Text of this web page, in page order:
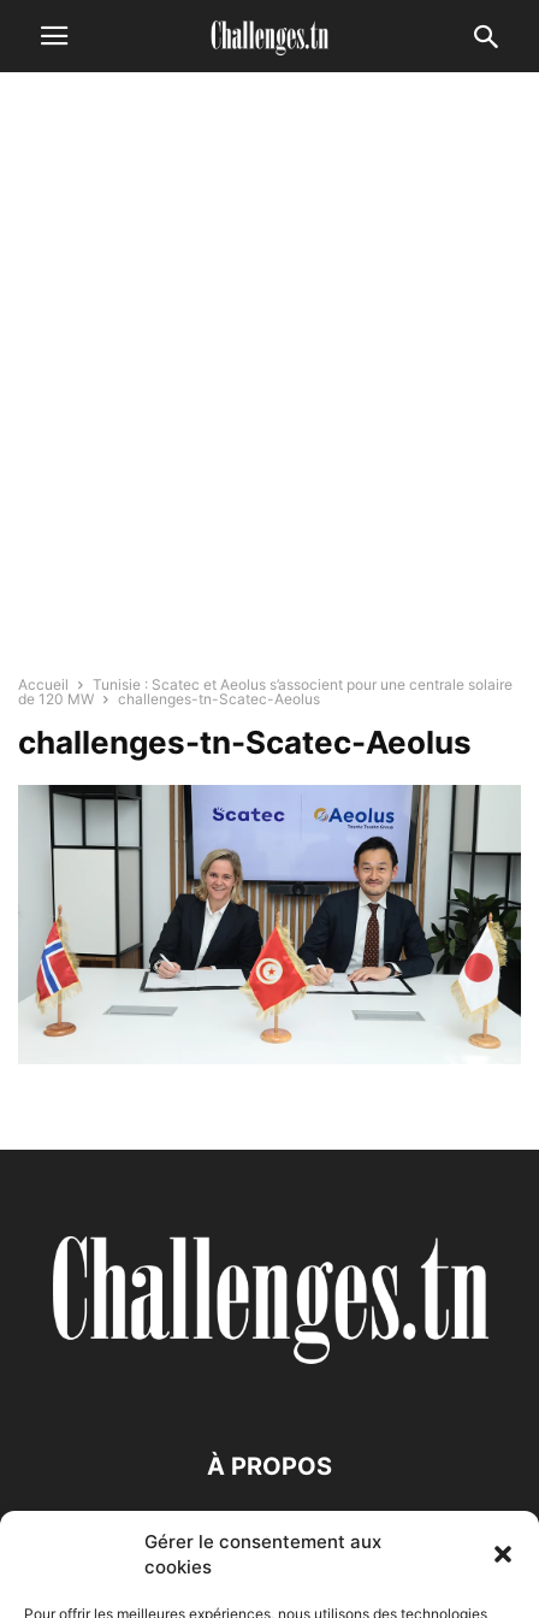
Gérer le consentement aux
cookies
Pour offrir les meilleures expériences, nous utilisons des technologies
Accueil
Tunisie : Scatec et Aeolus s’associent pour une centrale solaire
de 120 MW
challenges-tn-Scatec-Aeolus
challenges-tn-Scatec-Aeolus
À PROPOS
SUIVEZ NOUS